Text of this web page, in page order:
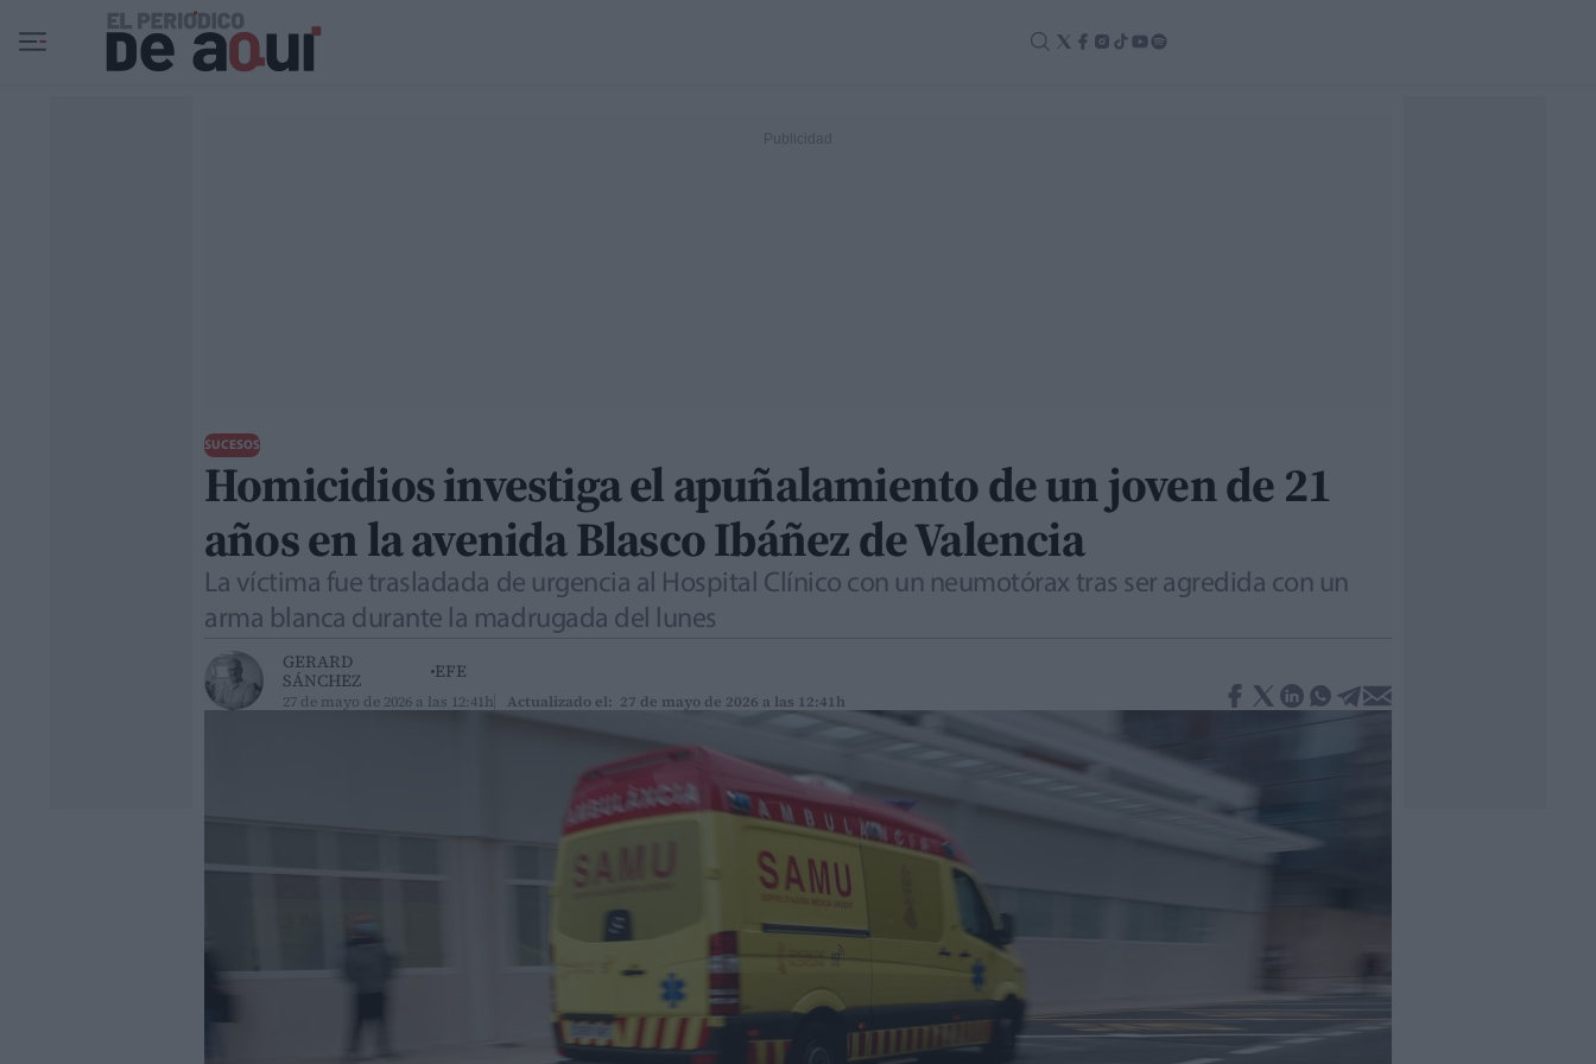
Ir al contenido principal
SUCESOS
Homicidios investiga el apuñalamiento de un joven de 21
años en la avenida Blasco Ibáñez de Valencia
La víctima fue trasladada de urgencia al Hospital Clínico con un neumotórax tras ser agredida con un
arma blanca durante la madrugada del lunes
GERARD
SÁNCHEZ
EFE
27 de mayo de 2026 a las 12:41h Actualizado el: 27 de mayo de 2026 a las 12:41h